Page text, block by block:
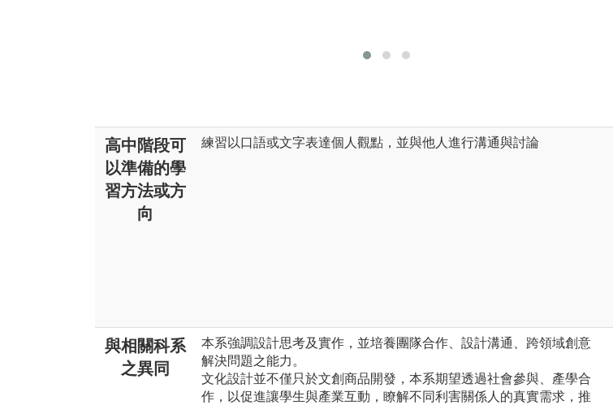
高中階段可
以準備的學
習方法或方
向
練習以口語或文字表達個人觀點，並與他人進行溝通與討論
與相關科系
之異同
本系強調設計思考及實作，並培養團隊合作、設計溝通、跨領域創意
解決問題之能力。
文化設計並不僅只於文創商品開發，本系期望透過社會參與、產學合
作，以促進讓學生與產業互動，瞭解不同利害關係人的真實需求，推